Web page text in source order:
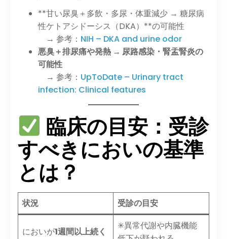
**甘い尿臭＋多飲・多尿・体重減少 → 糖尿病
性ケトアシドーシス（DKA）**の可能性
→ 参考： NIH – DKA and urine odor
悪臭＋排尿痛や発熱 → 尿路感染・腎盂腎炎の
可能性
→ 参考： UpToDate – Urinary tract
infection: Clinical features
臨床の目安：受診
すべきにおいの基準
とは？
状況 受診の目安
においが1週間以上続く
✳︎異常代謝や内臓機能